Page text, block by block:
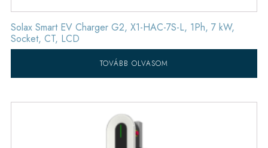
Solax Smart EV Charger G2, X1-HAC-7S-L, 1Ph, 7 kW,
Socket, CT, LCD
TOVÁBB OLVASOM